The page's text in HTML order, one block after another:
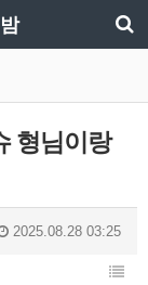
형님이랑
2025.08.28 03:25